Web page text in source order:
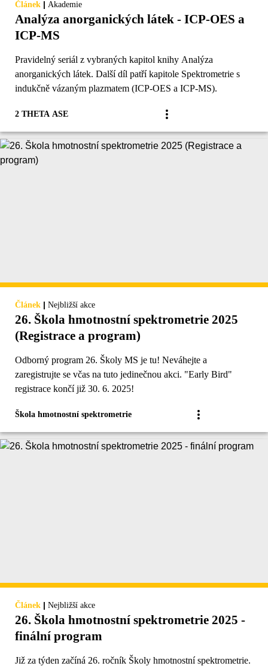
Článek | Akademie
Analýza anorganických látek - ICP-OES a
ICP-MS
Pravidelný seriál z vybraných kapitol knihy Analýza
anorganických látek. Další díl patří kapitole Spektrometrie s
indukčně vázaným plazmatem (ICP-OES a ICP-MS).
2 THETA ASE
Článek | Nejbližší akce
26. Škola hmotnostní spektrometrie 2025
(Registrace a program)
Odborný program 26. Školy MS je tu! Neváhejte a
zaregistrujte se včas na tuto jedinečnou akci. "Early Bird"
registrace končí již 30. 6. 2025!
Škola hmotnostní spektrometrie
Článek | Nejbližší akce
26. Škola hmotnostní spektrometrie 2025 -
finální program
Již za týden začíná 26. ročník Školy hmotnostní spektrometrie.